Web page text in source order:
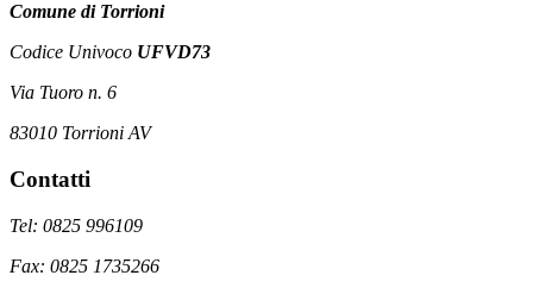
Comune di Torrioni
Codice Univoco UFVD73
Via Tuoro n. 6
83010 Torrioni AV
Contatti
Tel: 0825 996109
Fax: 0825 1735266